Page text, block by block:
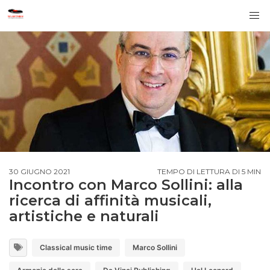
30 GIUGNO 2021 TEMPO DI LETTURA DI 5 MIN
Incontro con Marco Sollini: alla
ricerca di affinità musicali,
artistiche e naturali
Classical music time Marco Sollini